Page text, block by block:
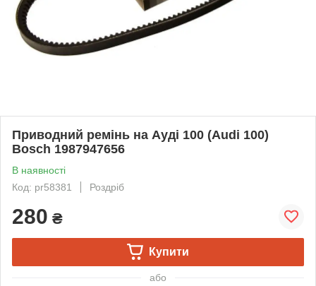
Приводний ремінь на Ауді 100 (Audi 100)
Bosch 1987947656
В наявності
Код: pr58381
Роздріб
280 ₴
Купити
або